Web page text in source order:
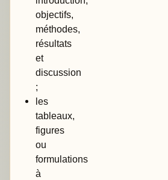
objectifs,
méthodes,
résultats
et
discussion
;
les
tableaux,
figures
ou
formulations
à